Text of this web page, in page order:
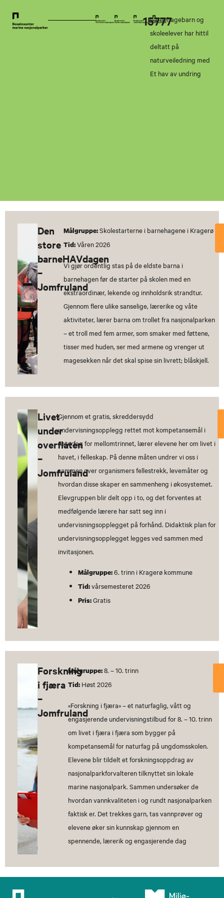
15777
barnehagebarn og
skoleelever har hittil
deltatt på
naturveiledning med
Et hav av undring
Den
store
barneHAVdagen
–
Jomfruland
Målgruppe:Skolestarterne i barnehagene i Kragerø
Tid:Våren 2026
Vi gjør ordentlig stas på de eldste barna i
barnehagen før de starter på skolen med en
ekstraordinær, lekende og innholdsrik strandtur.
Gjennom flere ulike sanselige, lærerike og våte
aktiviteter, lærer barna om trollet fra nasjonalparken
– et troll med fem armer, som smaker med føttene,
tisser med huden, ser med armene og vrenger ut
magesekken når det skal spise sin livrett; blåskjell.
Livet
under
overflaten
–
Jomfruland
Gjennom et gratis, skreddersydd
undervisningsopplegg rettet mot kompetansemål i
naturfag for mellomtrinnet, lærer elevene her om livet i
havet, i felleskap. På denne måten undrer vi oss i
sammen over organismers fellestrekk, levemåter og
hvordan disse skaper en sammenheng i økosystemet.
Elevgruppen blir delt opp i to, og det forventes at
medfølgende lærere har satt seg inn i
undervisningsopplegget på forhånd. Didaktisk plan for
undervisningsopplegget legges ved sammen med
invitasjonen.
Målgruppe:6. trinn i Kragerø kommune
Tid:vårsemesteret 2026
Pris:Gratis
Forskning
i fjæra
–
Jomfruland
Målgruppe:8. – 10. trinn
Tid: Høst 2026
«Forskning i fjæra» – et naturfaglig, vått og
engasjerende undervisningstilbud for 8. – 10. trinn
om livet i fjæra i fjæra som bygger på
kompetansemål for naturfag på ungdomsskolen.
Elevene blir tildelt et forskningsoppdrag av
nasjonalparkforvalteren tilknyttet sin lokale
marine nasjonalpark. Sammen undersøker de
hvordan vannkvaliteten i og rundt nasjonalparken
faktisk er. Det trekkes garn, tas vannprøver og
elevene øker sin kunnskap gjennom en
spennende, lærerik og engasjerende dag